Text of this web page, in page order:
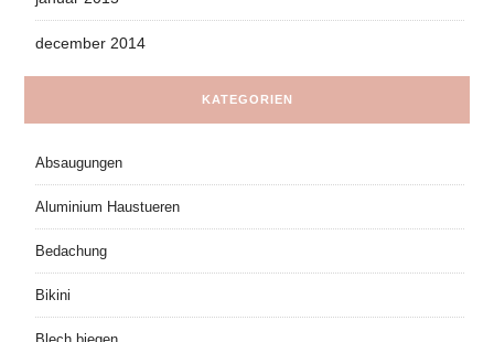
december 2014
KATEGORIEN
Absaugungen
Aluminium Haustueren
Bedachung
Bikini